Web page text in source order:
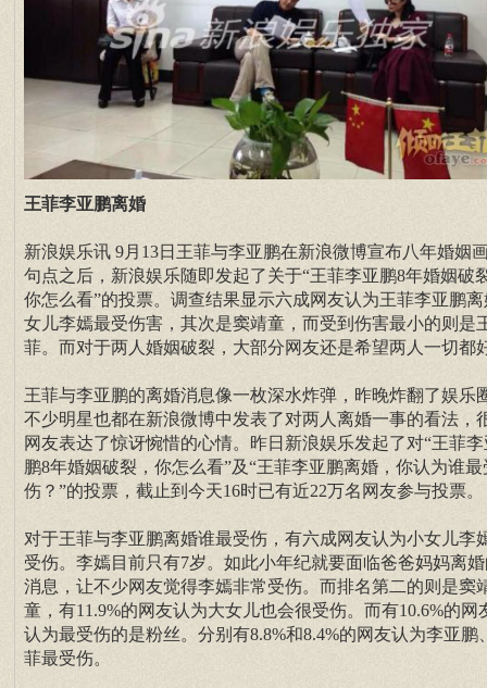
王菲李亚鹏离婚
新浪娱乐讯 9月13日王菲与李亚鹏在新浪微博宣布八年婚姻
句点之后，新浪娱乐随即发起了关于“王菲李亚鹏8年婚姻破
你怎么看”的投票。调查结果显示六成网友认为王菲李亚鹏离
女儿李嫣最受伤害，其次是窦靖童，而受到伤害最小的则是
菲。而对于两人婚姻破裂，大部分网友还是希望两人一切都
王菲与李亚鹏的离婚消息像一枚深水炸弹，昨晚炸翻了娱乐
不少明星也都在新浪微博中发表了对两人离婚一事的看法，
网友表达了惊讶惋惜的心情。昨日新浪娱乐发起了对“王菲李
鹏8年婚姻破裂，你怎么看”及“王菲李亚鹏离婚，你认为谁最
伤？”的投票，截止到今天16时已有近22万名网友参与投票。
对于王菲与李亚鹏离婚谁最受伤，有六成网友认为小女儿李
受伤。李嫣目前只有7岁。如此小年纪就要面临爸爸妈妈离
消息，让不少网友觉得李嫣非常受伤。而排名第二的则是窦
童，有11.9%的网友认为大女儿也会很受伤。而有10.6%的网
认为最受伤的是粉丝。分别有8.8%和8.4%的网友认为李亚鹏
菲最受伤。